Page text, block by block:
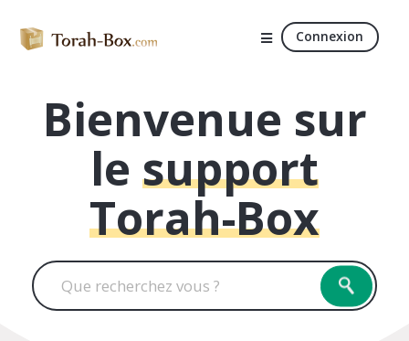
Connexion
Bienvenue sur
le support
Torah-Box